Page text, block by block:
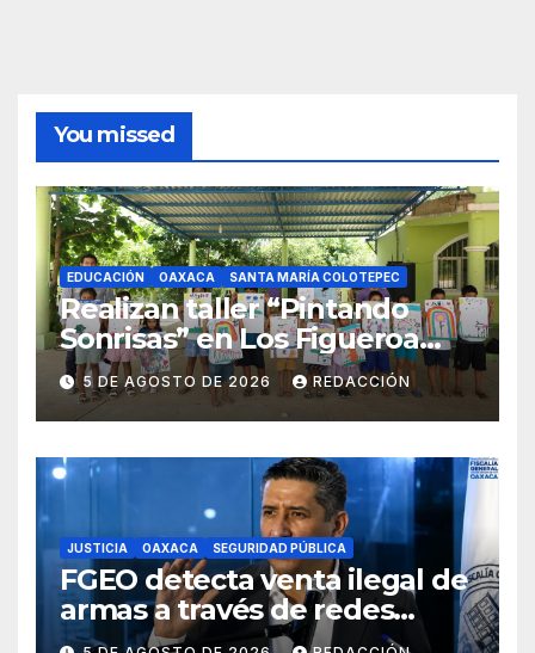
You missed
EDUCACIÓN OAXACA SANTA MARÍA COLOTEPEC
Realizan taller “Pintando
Sonrisas” en Los Figueroa
como parte del Curso de
Verano
5 DE AGOSTO DE 2026 REDACCIÓN
JUSTICIA OAXACA SEGURIDAD PÚBLICA
FGEO detecta venta ilegal de
armas a través de redes
sociales; inicia